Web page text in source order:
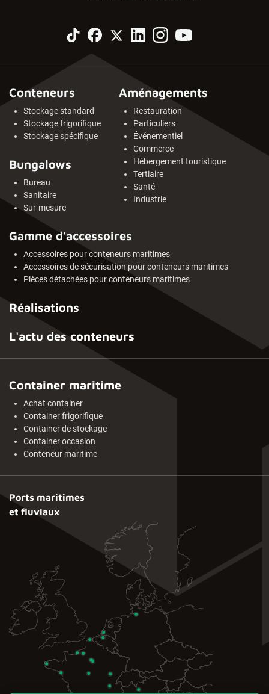
Conteneurs
Stockage standard
Stockage frigorifique
Stockage spécifique
Bungalows
Bureau
Sanitaire
Sur-mesure
Aménagements
Restauration
Particuliers
Événementiel
Commerce
Hébergement touristique
Tertiaire
Santé
Industrie
Gamme d'accessoires
Accessoires pour conteneurs maritimes
Accessoires de sécurisation pour conteneurs maritimes
Pièces détachées pour conteneurs maritimes
Réalisations
L'actu des conteneurs
Container maritime
Achat container
Container frigorifique
Container de stockage
Container occasion
Conteneur maritime
Ports maritimes
et fluviaux